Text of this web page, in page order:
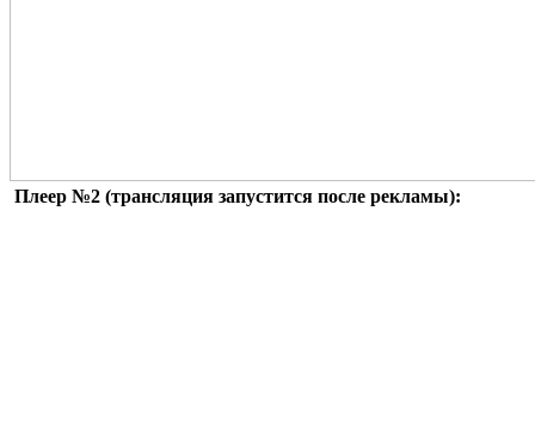
Плеер №2 (трансляция запустится после рекламы):